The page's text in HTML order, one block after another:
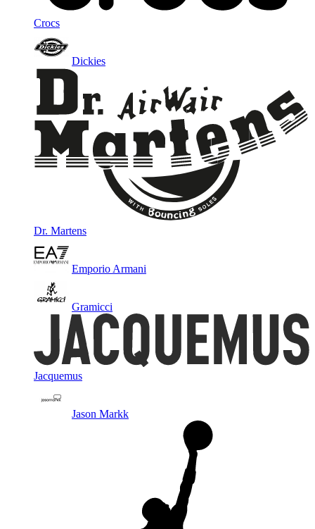
Crocs
Dickies
Dr. Martens
Emporio Armani
Gramicci
Jacquemus
Jason Markk